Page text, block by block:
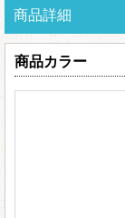
商品詳細
商品カラー